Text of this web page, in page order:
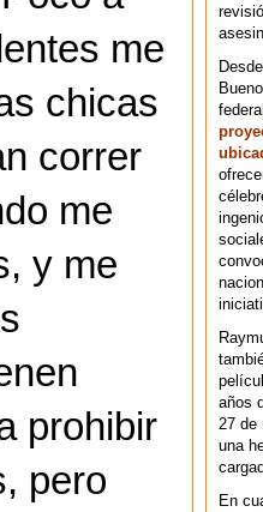
me
chicas
correr
me
y me
prohibir
pero
años
27 de
una
En